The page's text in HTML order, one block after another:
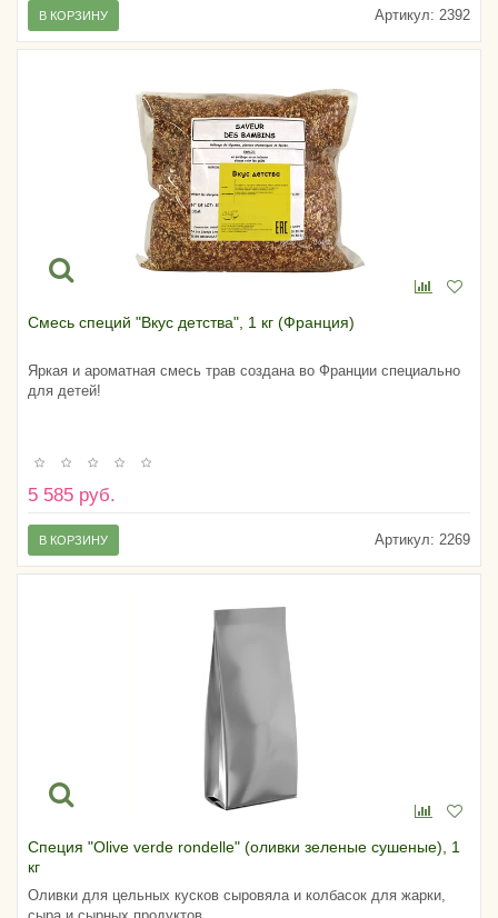
Артикул: 2392
В КОРЗИНУ
Смесь специй "Вкус детства", 1 кг (Франция)
Яркая и ароматная смесь трав создана во Франции специально
для детей!
5 585 руб.
Артикул: 2269
В КОРЗИНУ
Специя "Olive verde rondelle" (оливки зеленые сушеные), 1
кг
Оливки для цельных кусков сыровяла и колбасок для жарки,